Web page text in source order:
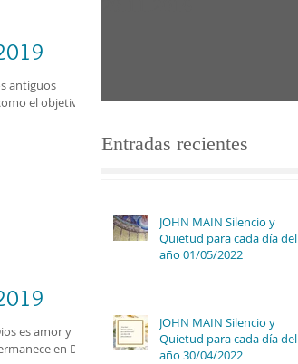
antiguos
el objetivo
es amor y
en Dios
Entradas recientes
JOHN MAIN Silencio y
Quietud para cada día del
año 01/05/2022
JOHN MAIN Silencio y
Quietud para cada día del
año 30/04/2022